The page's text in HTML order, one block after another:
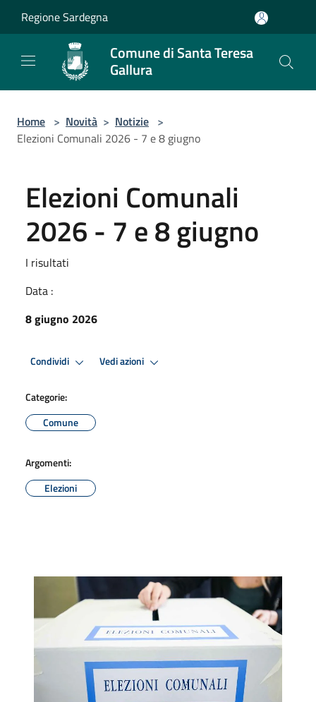
Regione Sardegna
Comune di Santa Teresa
Gallura
Home > Novità > Notizie >
Elezioni Comunali 2026 - 7 e 8 giugno
Elezioni Comunali
2026 - 7 e 8 giugno
I risultati
Data :
8 giugno 2026
Condividi Vedi azioni
Categorie:
Comune
Argomenti:
Elezioni